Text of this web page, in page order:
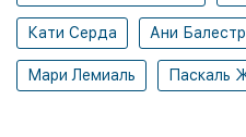
Кати Серда Ани
Мари Лемиаль Паскаль